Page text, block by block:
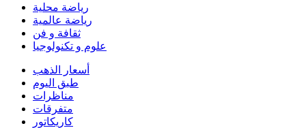
رياضة محلية
رياضة عالمية
ثقافة و فن
علوم و تكنولوجيا
أسعار الذهب
طبق اليوم
مناظرات
متفرقات
كاريكاتور